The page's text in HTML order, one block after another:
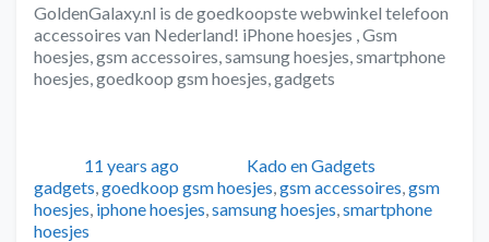
GoldenGalaxy.nl is de goedkoopste webwinkel telefoon
accessoires van Nederland! iPhone hoesjes , Gsm
hoesjes, gsm accessoires, samsung hoesjes, smartphone
hoesjes, goedkoop gsm hoesjes, gadgets
Geplaatst
11 years ago AuteurCategorieën
Kado en Gadgets
gadgets goedkoop gsm hoesjes gsm accessoires gsm
hoesjes iphone hoesjes samsung hoesjes smartphone
hoesjes